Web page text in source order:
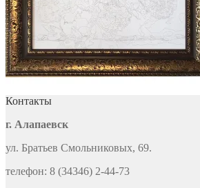
Контакты
г. Алапаевск
ул. Братьев Смольниковых, 69.
телефон: 8 (34346) 2-44-73